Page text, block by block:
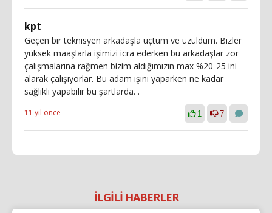
kpt
Geçen bir teknisyen arkadaşla uçtum ve üzüldüm. Bizler
yüksek maaşlarla işimizi icra ederken bu arkadaşlar zor
çalışmalarına rağmen bizim aldığımızın max %20-25 ini
alarak çalışıyorlar. Bu adam işini yaparken ne kadar
sağlıklı yapabilir bu şartlarda. .
11 yıl önce 1 7
İLGİLİ HABERLER